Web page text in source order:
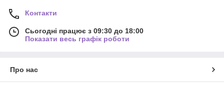
Контакти
Сьогодні працює з 09:30 до 18:00
Показати весь графік роботи
Про нас